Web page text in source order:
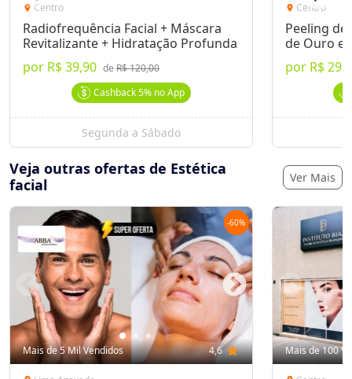
location_on Centro
Radiofrequência Facial + Máscara
Revitalizante + Hidratação Profunda
por R$ 39,90 deR$ 120,00
Cashback5%no App
Segunda a Sábado
location_on Centro
Peeling
de Ouro e
por R$
Veja outras ofertas de Estética
facial
Ver Mais
-60%
Mais de 5 Mil Vendidos 4,6 star Mais de 100